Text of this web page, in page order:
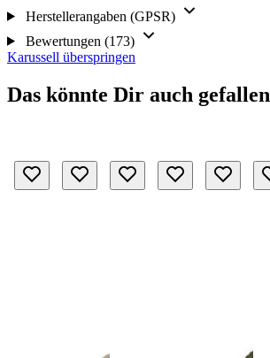
Herstellerangaben (GPSR)
Bewertungen (173)
Karussell überspringen
Das könnte Dir auch gefallen